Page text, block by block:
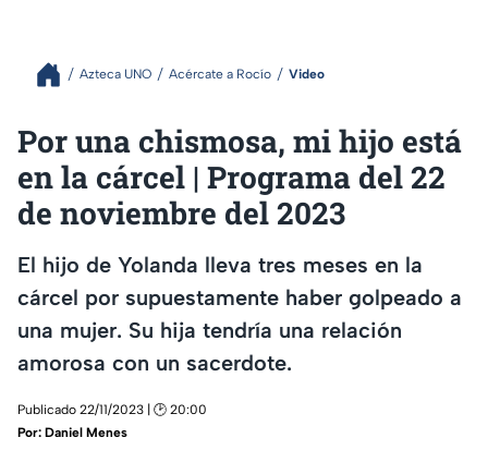
Azteca UNO Acércate a Rocío Video
Por una chismosa, mi hijo está
en la cárcel | Programa del 22
de noviembre del 2023
El hijo de Yolanda lleva tres meses en la
cárcel por supuestamente haber golpeado a
una mujer. Su hija tendría una relación
amorosa con un sacerdote.
Publicado 22/11/2023 | 🕑 20:00
Por: Daniel Menes